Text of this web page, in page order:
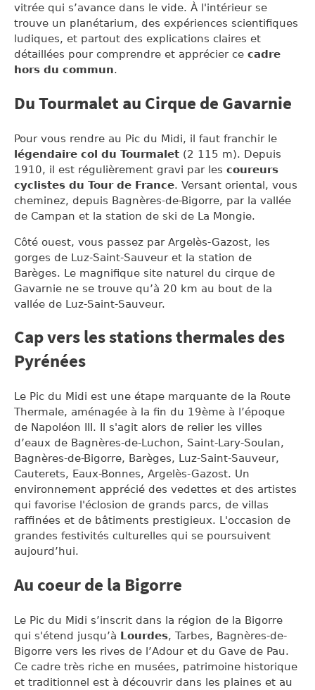
vitrée qui s’avance dans le vide. À l'intérieur se
trouve un planétarium, des expériences scientifiques
ludiques, et partout des explications claires et
détaillées pour comprendre et apprécier ce cadre
hors du commun.
Du Tourmalet au Cirque de Gavarnie
Pour vous rendre au Pic du Midi, il faut franchir le
légendaire col du Tourmalet (2 115 m). Depuis
1910, il est régulièrement gravi par les coureurs
cyclistes du Tour de France. Versant oriental, vous
cheminez, depuis Bagnères-de-Bigorre, par la vallée
de Campan et la station de ski de La Mongie.
Côté ouest, vous passez par Argelès-Gazost, les
gorges de Luz-Saint-Sauveur et la station de
Barèges. Le magnifique site naturel du cirque de
Gavarnie ne se trouve qu’à 20 km au bout de la
vallée de Luz-Saint-Sauveur.
Cap vers les stations thermales des
Pyrénées
Le Pic du Midi est une étape marquante de la Route
Thermale, aménagée à la fin du 19ème à l’époque
de Napoléon III. Il s'agit alors de relier les villes
d’eaux de Bagnères-de-Luchon, Saint-Lary-Soulan,
Bagnères-de-Bigorre, Barèges, Luz-Saint-Sauveur,
Cauterets, Eaux-Bonnes, Argelès-Gazost. Un
environnement apprécié des vedettes et des artistes
qui favorise l'éclosion de grands parcs, de villas
raffinées et de bâtiments prestigieux. L'occasion de
grandes festivités culturelles qui se poursuivent
aujourd’hui.
Au coeur de la Bigorre
Le Pic du Midi s’inscrit dans la région de la Bigorre
qui s'étend jusqu’à Lourdes, Tarbes, Bagnères-de-
Bigorre vers les rives de l’Adour et du Gave de Pau.
Ce cadre très riche en musées, patrimoine historique
et traditionnel est à découvrir dans les plaines et au